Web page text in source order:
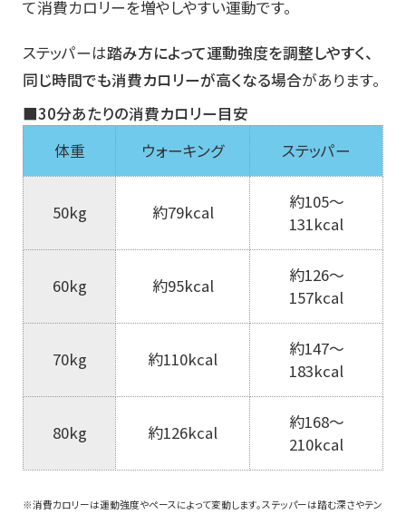
て消費カロリーを増やしやすい運動です。
ステッパーは踏み方によって運動強度を調整しやすく、
同じ時間でも消費カロリーが高くなる場合があります。
■30分あたりの消費カロリー目安
体重
ウォーキング ステッパー
50kg 約79kcal
約105〜
131kcal
60kg 約95kcal
約126〜
157kcal
70kg 約110kcal
約147〜
183kcal
80kg 約126kcal
約168〜
210kcal
※消費カロリーは運動強度やペースによって変動します。ステッパーは踏む深さやテン